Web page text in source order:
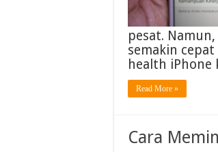
pesat.
semakin
health
Read More »
Cara